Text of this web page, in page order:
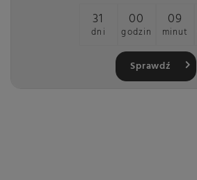
31
dni
00
godzin
09
minut
Sprawdź